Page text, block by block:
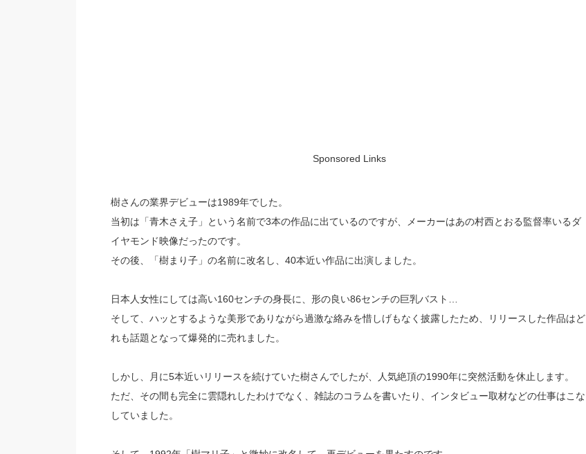
Sponsored Links
樹さんの業界デビューは1989年でした。
当初は「青木さえ子」という名前で3本の作品に出ているのですが、メーカーはあの村西とおる監督率いるダ
イヤモンド映像だったのです。
その後、「樹まり子」の名前に改名し、40本近い作品に出演しました。
日本人女性にしては高い160センチの身長に、形の良い86センチの巨乳バスト…
そして、ハッとするような美形でありながら過激な絡みを惜しげもなく披露したため、リリースした作品はど
れも話題となって爆発的に売れました。
しかし、月に5本近いリリースを続けていた樹さんでしたが、人気絶頂の1990年に突然活動を休止します。
ただ、その間も完全に雲隠れしたわけでなく、雑誌のコラムを書いたり、インタビュー取材などの仕事はこな
していました。